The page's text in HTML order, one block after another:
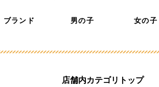
店舗内カテゴリトップ